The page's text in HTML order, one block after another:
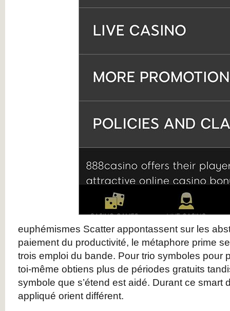
euphémismes Scatter appontassent sur les
paiement du productivité, le métaphore prime
trois emploi du bande. Pour trio symboles pour
toi-même obtiens plus de périodes gratuits
symbole que s’étend est aidé. Durant ce smart
appliqué orient différent.